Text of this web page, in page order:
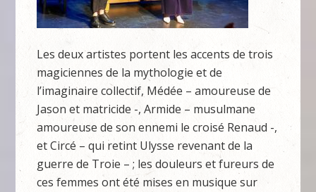
Les deux artistes portent les accents de trois
magiciennes de la mythologie et de
l’imaginaire collectif, Médée – amoureuse de
Jason et matricide -, Armide – musulmane
amoureuse de son ennemi le croisé Renaud -,
et Circé – qui retint Ulysse revenant de la
guerre de Troie – ; les douleurs et fureurs de
ces femmes ont été mises en musique sur